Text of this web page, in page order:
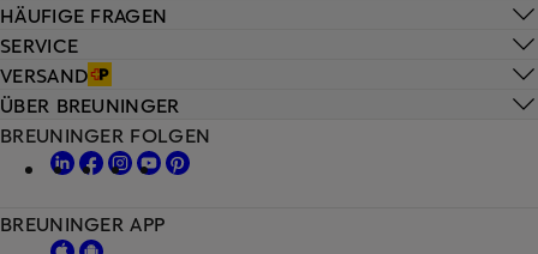
HÄUFIGE FRAGEN
SERVICE
VERSAND
ÜBER BREUNINGER
BREUNINGER FOLGEN
BREUNINGER APP